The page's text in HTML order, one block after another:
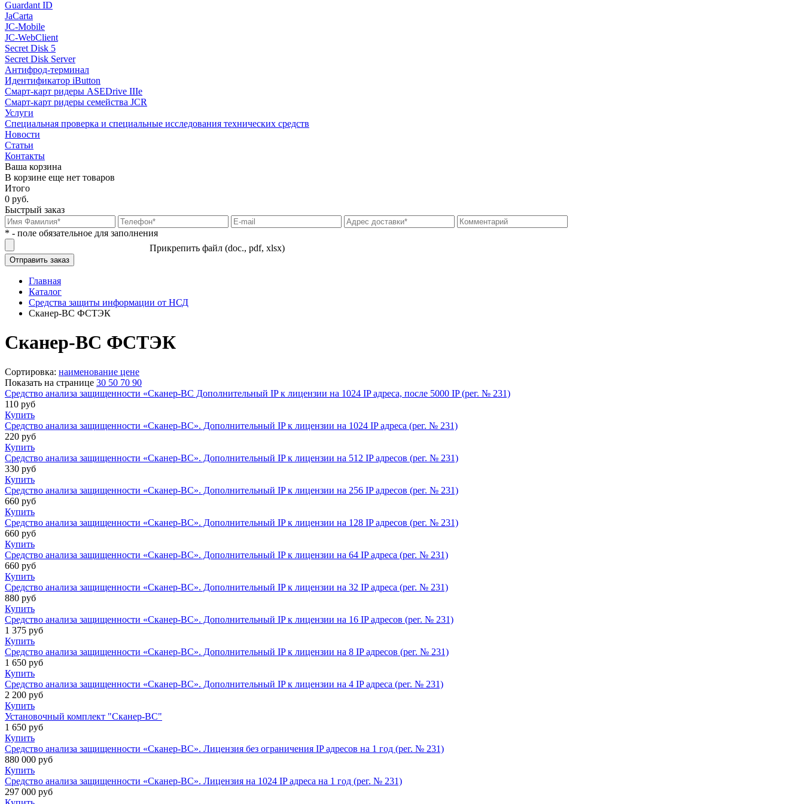
Guardant ID
JaCarta
JC-Mobile
JC-WebClient
Secret Disk 5
Secret Disk Server
Антифрод-терминал
Идентификатор iButton
Смарт-карт ридеры ASEDrive IIIe
Смарт-карт ридеры семейства JCR
Услуги
Специальная проверка и специальные исследования технических средств
Новости
Статьи
Контакты
Ваша корзина
В корзине еще нет товаров
Итого
0 руб.
Быстрый заказ
* - поле обязательное для заполнения
Прикрепить файл (doc., pdf, xlsx)
Главная
Каталог
Средства защиты информации от НСД
Сканер-ВС ФСТЭК
Сканер-ВС ФСТЭК
Сортировка: наименование цене
Показать на странице 30 50 70 90
Средство анализа защищенности «Сканер-ВС Дополнительный IP к лицензии на 1024 IP адреса, после 5000 IP (рег. № 231)
110 руб
Купить
Средство анализа защищенности «Сканер-ВС». Дополнительный IP к лицензии на 1024 IP адреса (рег. № 231)
220 руб
Купить
Средство анализа защищенности «Сканер-ВС». Дополнительный IP к лицензии на 512 IP адресов (рег. № 231)
330 руб
Купить
Средство анализа защищенности «Сканер-ВС». Дополнительный IP к лицензии на 256 IP адресов (рег. № 231)
660 руб
Купить
Средство анализа защищенности «Сканер-ВС». Дополнительный IP к лицензии на 128 IP адресов (рег. № 231)
660 руб
Купить
Средство анализа защищенности «Сканер-ВС». Дополнительный IP к лицензии на 64 IP адреса (рег. № 231)
660 руб
Купить
Средство анализа защищенности «Сканер-ВС». Дополнительный IP к лицензии на 32 IP адреса (рег. № 231)
880 руб
Купить
Средство анализа защищенности «Сканер-ВС». Дополнительный IP к лицензии на 16 IP адресов (рег. № 231)
1 375 руб
Купить
Средство анализа защищенности «Сканер-ВС». Дополнительный IP к лицензии на 8 IP адресов (рег. № 231)
1 650 руб
Купить
Средство анализа защищенности «Сканер-ВС». Дополнительный IP к лицензии на 4 IP адреса (рег. № 231)
2 200 руб
Купить
Установочный комплект "Сканер-ВС"
1 650 руб
Купить
Средство анализа защищенности «Сканер-ВС». Лицензия без ограничения IP адресов на 1 год (рег. № 231)
880 000 руб
Купить
Средство анализа защищенности «Сканер-ВС». Лицензия на 1024 IP адреса на 1 год (рег. № 231)
297 000 руб